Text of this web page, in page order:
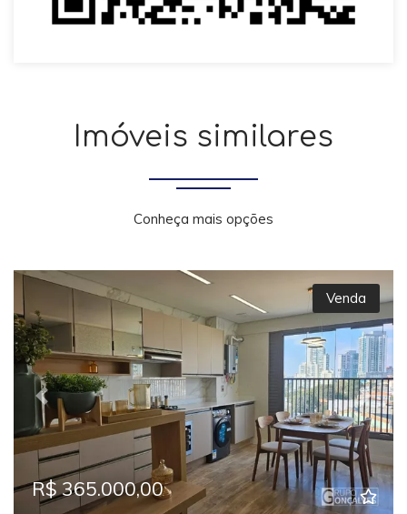
Imóveis similares
Conheça mais opções
Previous Next
Venda
R$ 365.000,00